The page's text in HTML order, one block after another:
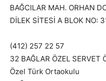
BAĞCILAR MAH. ORHAN
DİLEK SİTESİ A BLOK NO:
(412) 257 22 57
32 BAĞLAR ÖZEL SERVET
Özel Türk Ortaokulu